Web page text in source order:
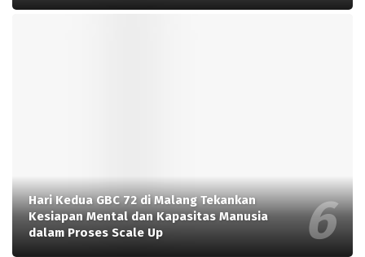
Hari Kedua GBC 72 di Malang Tekankan
Kesiapan Mental dan Kapasitas Manusia
dalam Proses Scale Up